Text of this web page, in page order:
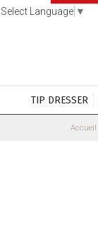
Select Language ▼
TIP DRESSER
Accueil